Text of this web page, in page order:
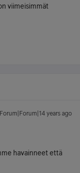
viimeisimmät
Forum|Forum|14 years ago
havainneet että